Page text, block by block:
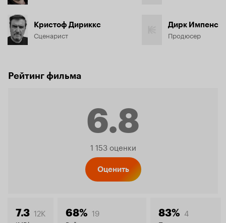
Кристоф Дириккс
Сценарист
Дирк Импенс
Продюсер
Рейтинг фильма
6.8
Рейтинг
1 153 оценки
Оценить
7.3 12K 68% 19 83% 4